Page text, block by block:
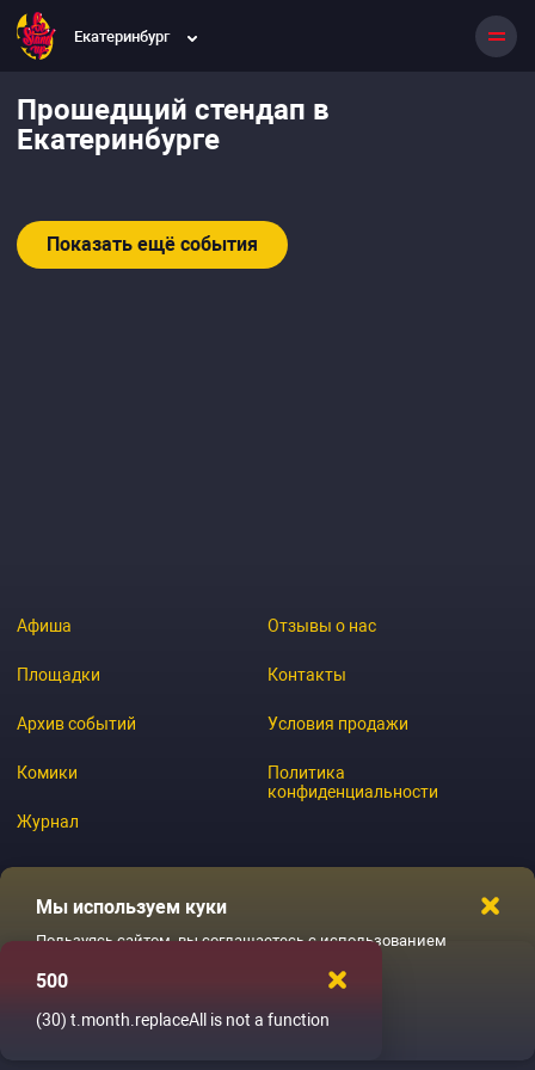
Екатеринбург
Прошедщий стендап в
Екатеринбурге
Показать ещё события
Афиша
Площадки
Архив событий
Комики
Журнал
Отзывы о нас
Контакты
Условия продажи
Политика
конфиденциальности
Мы используем куки
Пользуясь сайтом, вы соглашаетесь с использованием
Ладненько
500
(30) t.month.replaceAll is not a function